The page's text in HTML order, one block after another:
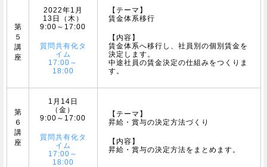
第
５
講
座
2022年1月
13日（木）
9:00～17:00
質問共有化タ
イム
17:00～
18:00
【テーマ】
賃金体系移行
【内容】
賃金体系へ移行し、社員別の個別賃金を
決定します。
中途社員の賃金決定の仕組みをつくりま
す。
第
６
講
座
1月14日
（金）
9:00～17:00
質問共有化タ
イム
17:00～
18:00
【テーマ】
昇給・賞与の決定方法づくり
【内容】
昇給・賞与の決定方法をまとめます。